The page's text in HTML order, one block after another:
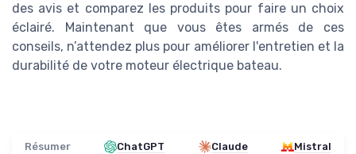
des avis et comparez les produits pour faire un choix
éclairé. Maintenant que vous êtes armés de ces
conseils, n’attendez plus pour améliorer l'entretien et la
durabilité de votre moteur électrique bateau.
Résumer ChatGPT Claude Mistral